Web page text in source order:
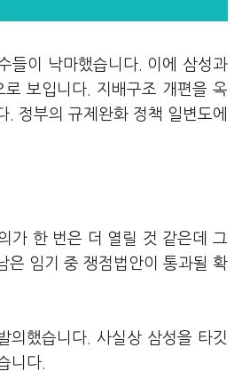
들이 낙마했습니다. 이에 삼성과
보입니다. 지배구조 개편을 옥
정부의 규제완화 정책 일변도에
가 한 번은 더 열릴 것 같은데 그
은 임기 중 쟁점법안이 통과될 확
의했습니다. 사실상 삼성을 타깃
니다.